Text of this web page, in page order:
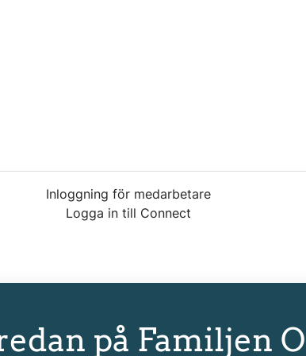
Inloggning för medarbetare
Logga in till Connect
på Familjen